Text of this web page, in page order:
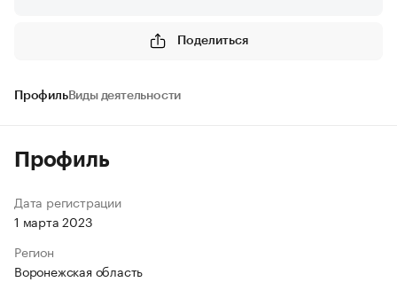
Поделиться
ПрофильВиды деятельности
Профиль
Дата регистрации
1 марта 2023
Регион
Воронежская область